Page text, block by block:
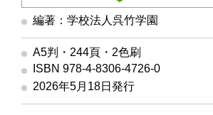
編著：学校法人呉竹学園
A5判・244頁・2色刷
ISBN 978-4-8306-4726-0
2026年5月18日発行